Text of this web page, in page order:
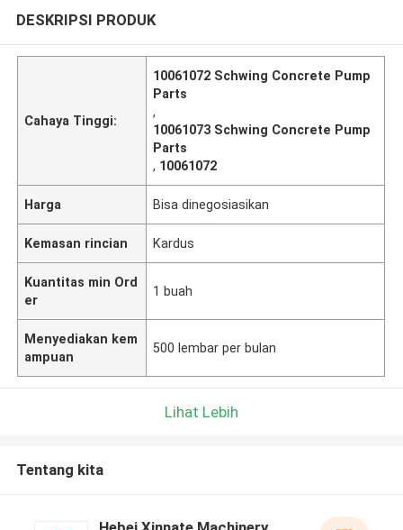
DESKRIPSI PRODUK
Cahaya Tinggi:
10061072 Schwing Concrete Pump
Parts
,
10061073 Schwing Concrete Pump
Parts
, 10061072
Harga Bisa dinegosiasikan
Kemasan rincian Kardus
Kuantitas min Ord
er
1 buah
Menyediakan kem
ampuan
500 lembar per bulan
Lihat Lebih
Tentang kita